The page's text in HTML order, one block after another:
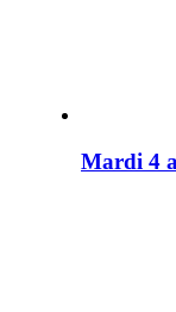
Mardi 4